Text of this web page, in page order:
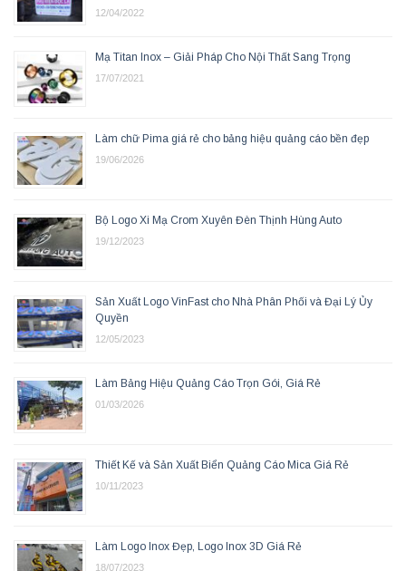
12/04/2022
Mạ Titan Inox – Giải Pháp Cho Nội Thất Sang Trọng
17/07/2021
Làm chữ Pima giá rẻ cho bảng hiệu quảng cáo bền đẹp
19/06/2026
Bộ Logo Xi Mạ Crom Xuyên Đèn Thịnh Hùng Auto
19/12/2023
Sản Xuất Logo VinFast cho Nhà Phân Phối và Đại Lý Ủy
Quyền
12/05/2023
Làm Bảng Hiệu Quảng Cáo Trọn Gói, Giá Rẻ
01/03/2026
Thiết Kế và Sản Xuất Biển Quảng Cáo Mica Giá Rẻ
10/11/2023
Làm Logo Inox Đẹp, Logo Inox 3D Giá Rẻ
18/07/2023